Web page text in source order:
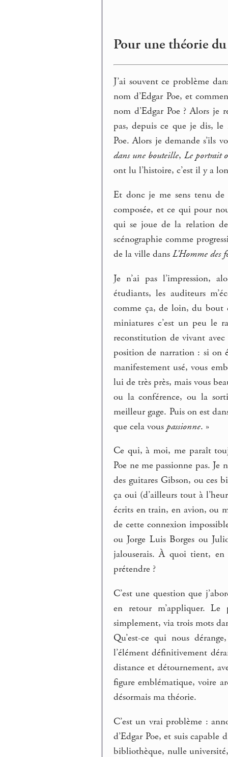
Pour une théorie
J’ai souvent ce problème
nom d’Edgar Poe, et
nom d’Edgar Poe ? Alors je
pas, depuis ce que je dis, le
Poe. Alors je demande s’ils
dans une bouteille, Le portrait
ont lu l’histoire, c’est il y a
Et donc je me sens tenu
composée, et ce qui pour
qui se joue de la relation
scénographie comme
de la ville dansL’Homme des
Je n’ai pas l’impression,
étudiants, les auditeurs
comme ça, de loin, du bout
miniatures c’est un peu le
reconstitution de vivant
position de narration : si on
manifestement usé, vous
lui de très près, mais vous
ou la conférence, ou la
meilleur gage. Puis on est
que cela vouspassionne. »
Ce qui, à moi, me paraît
Poe ne me passionne pas. Je
des guitares Gibson, ou ces
ça oui (d’ailleurs tout à
écrits en train, en avion, ou
de cette connexion
ou Jorge Luis Borges ou
jalouserais. À quoi tient,
prétendre ?
C’est une question que
en retour m’appliquer. Le
simplement, via trois mots
Qu’est-ce qui nous
l’élément définitivement
distance et détournement,
figure emblématique, voire
désormais ma théorie.
C’est un vrai problème :
d’Edgar Poe, et suis
bibliothèque, nulle